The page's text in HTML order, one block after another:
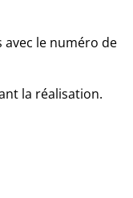
le numéro de
la réalisation.